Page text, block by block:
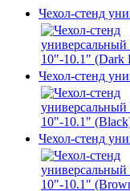
Чехол-стенд
Чехол-стенд
Чехол-стенд